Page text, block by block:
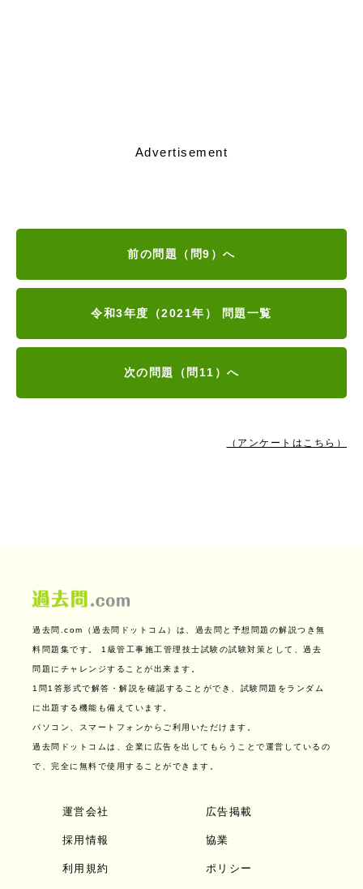
Advertisement
前の問題（問9）へ
令和3年度（2021年） 問題一覧
次の問題（問11）へ
（アンケートはこちら）
過去問.com（過去問ドットコム）は、過去問と予想問題の解説つき無
料問題集です。 1級管工事施工管理技士試験の試験対策として、過去
問題にチャレンジすることが出来ます。
1問1答形式で解答・解説を確認することができ、試験問題をランダム
に出題する機能も備えています。
パソコン、スマートフォンからご利用いただけます。
過去問ドットコムは、企業に広告を出してもらうことで運営しているの
で、完全に無料で使用することができます。
運営会社 広告掲載
採用情報 協業
利用規約 ポリシー